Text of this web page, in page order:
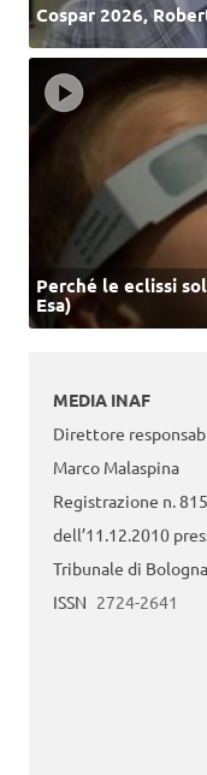
Cospar 2026,
Perché le eclissi
Esa)
MEDIA INAF
Direttore
Marco Malaspina
Registrazione n.
dell’11.12.2010
Tribunale di Bologna
ISSN 2724-2641